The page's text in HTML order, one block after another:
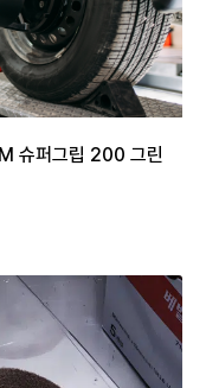
슈퍼그립 200 그린